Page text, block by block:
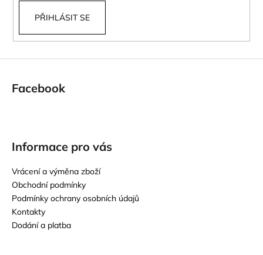
PŘIHLÁSIT SE
Facebook
Informace pro vás
Vrácení a výměna zboží
Obchodní podmínky
Podmínky ochrany osobních údajů
Kontakty
Dodání a platba